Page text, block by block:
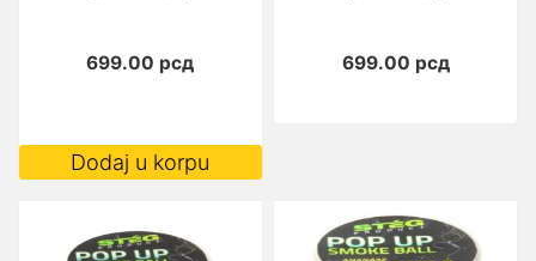
699.00 рсд
Dodaj u korpu
699.00 рсд